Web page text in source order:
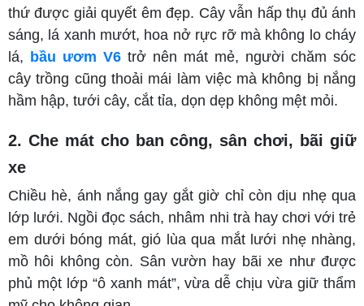
thứ được giải quyết êm đẹp. Cây vẫn hấp thụ đủ ánh
sáng, lá xanh mướt, hoa nở rực rỡ mà không lo cháy
lá, bầu ươm V6 trở nên mát mẻ, người chăm sóc
cây trồng cũng thoải mái làm việc mà không bị nắng
hầm hập, tưới cây, cắt tỉa, dọn dẹp không mệt mỏi.
2. Che mát cho ban công, sân chơi, bãi giữ
xe
Chiều hè, ánh nắng gay gắt giờ chỉ còn dịu nhẹ qua
lớp lưới. Ngồi đọc sách, nhâm nhi trà hay chơi với trẻ
em dưới bóng mát, gió lùa qua mắt lưới nhẹ nhàng,
mồ hôi không còn. Sân vườn hay bãi xe như được
phủ một lớp “ô xanh mát”, vừa dễ chịu vừa giữ thẩm